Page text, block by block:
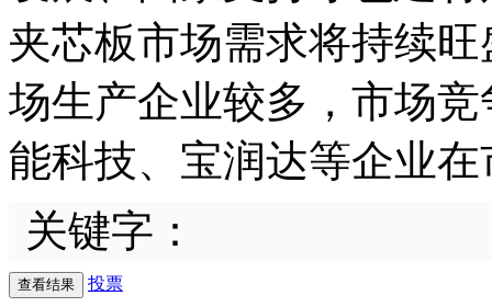
夹芯板市场需求将持续
场生产企业较多，市场
能科技、宝润达等企业
关键字：
投票